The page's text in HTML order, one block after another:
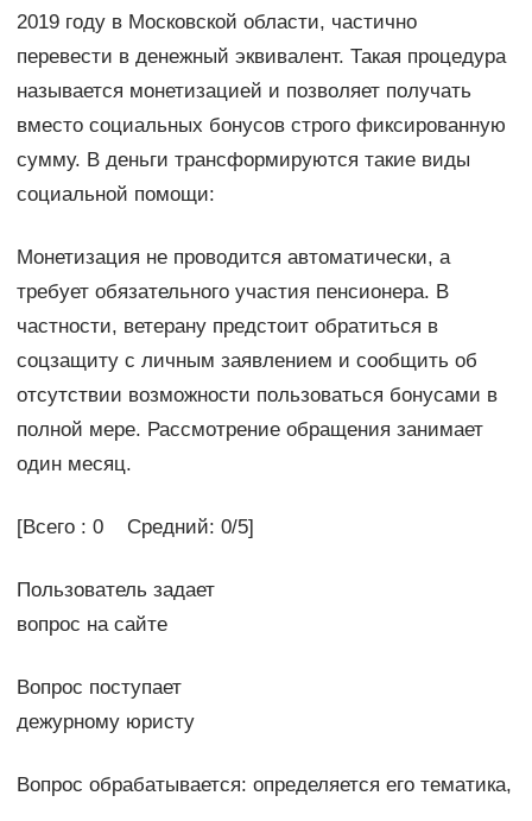
2019 году в Московской области, частично
перевести в денежный эквивалент. Такая процедура
называется монетизацией и позволяет получать
вместо социальных бонусов строго фиксированную
сумму. В деньги трансформируются такие виды
социальной помощи:
Монетизация не проводится автоматически, а
требует обязательного участия пенсионера. В
частности, ветерану предстоит обратиться в
соцзащиту с личным заявлением и сообщить об
отсутствии возможности пользоваться бонусами в
полной мере. Рассмотрение обращения занимает
один месяц.
[Всего : 0 Средний: 0/5]
Пользователь задает
вопрос на сайте
Вопрос поступает
дежурному юристу
Вопрос обрабатывается: определяется его тематика,